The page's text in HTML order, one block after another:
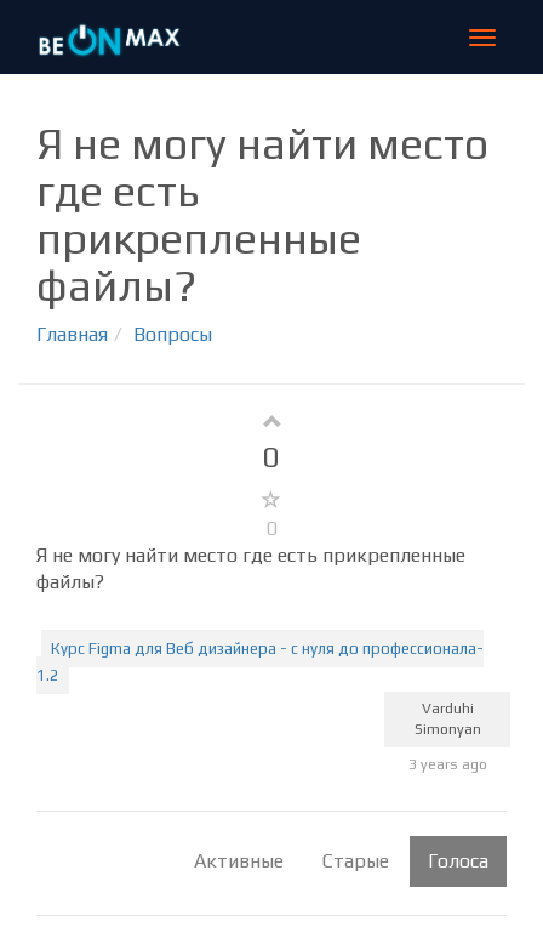
Toggle
Я не могу найти место
где есть
прикрепленные
файлы?
Главная Вопросы
0
0
Я не могу найти место где есть прикрепленные
файлы?
Курс Figma для Веб дизайнера - с нуля до профессионала-
1.2
Varduhi
Simonyan
3 years ago
Активные Старые Голоса